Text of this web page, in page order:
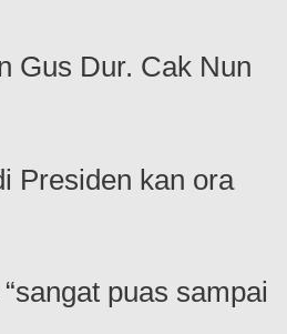
Gus Dur. Cak Nun
Presiden kan ora
puas sampai